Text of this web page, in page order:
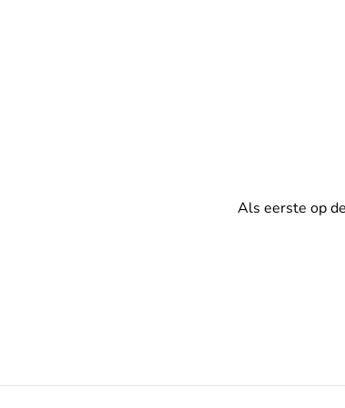
Als eerste op